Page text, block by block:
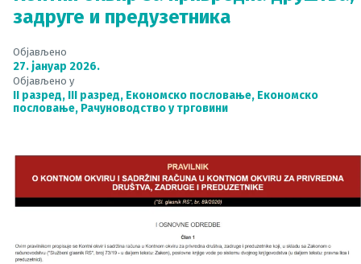
задруге и предузетника
Објављено
27. јануар 2026.
Објављено у
II разред, III разред, Економско пословање, Економско
пословање, Рачуноводство у трговини